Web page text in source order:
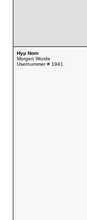
Hyp Nom
Morgen Wurde
Usernummer # 1941